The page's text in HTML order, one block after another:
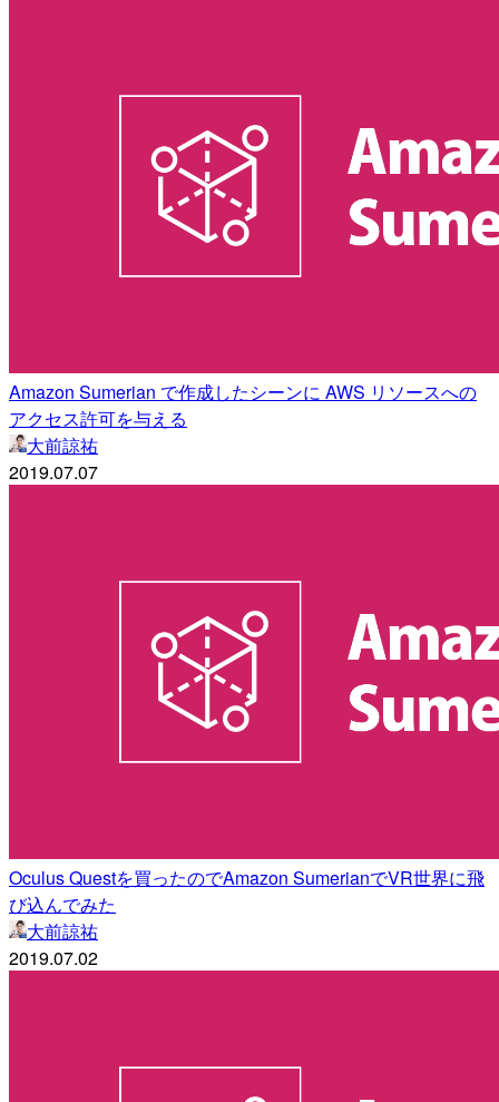
Amazon Sumerian で作成したシーンに AWS リソースへの
アクセス許可を与える
大前諒祐
2019.07.07
Oculus Questを買ったのでAmazon SumerianでVR世界に飛
び込んでみた
大前諒祐
2019.07.02